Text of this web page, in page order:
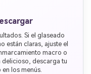
Si el glaseado
están claras, ajuste el
macro o
delicioso, descarga tu
los menús.